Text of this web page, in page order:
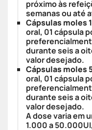
próximo às
semanas ou até
Cápsulas moles
oral, 01 cápsula
durante seis a
valor desejado.
Cápsulas moles
oral, 01 cápsula
durante seis a
valor desejado.
A dose varia em
1.000 a